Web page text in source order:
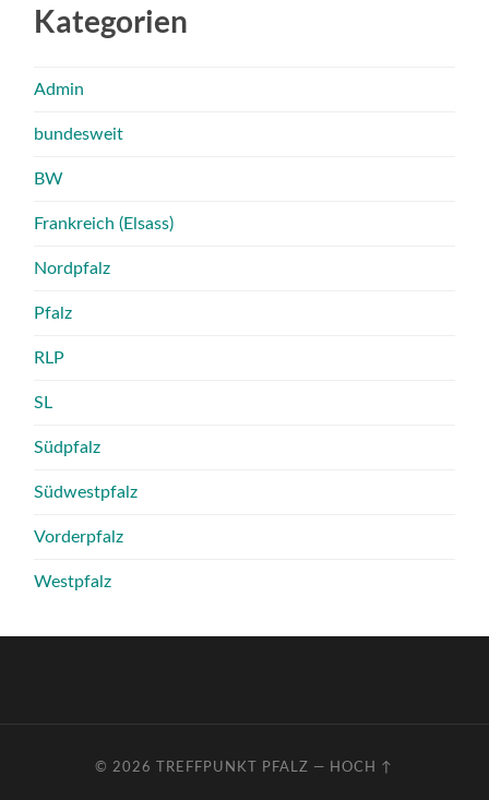
Kategorien
Admin
bundesweit
BW
Frankreich (Elsass)
Nordpfalz
Pfalz
RLP
SL
Südpfalz
Südwestpfalz
Vorderpfalz
Westpfalz
© 2026 TREFFPUNKT PFALZ — HOCH ↑